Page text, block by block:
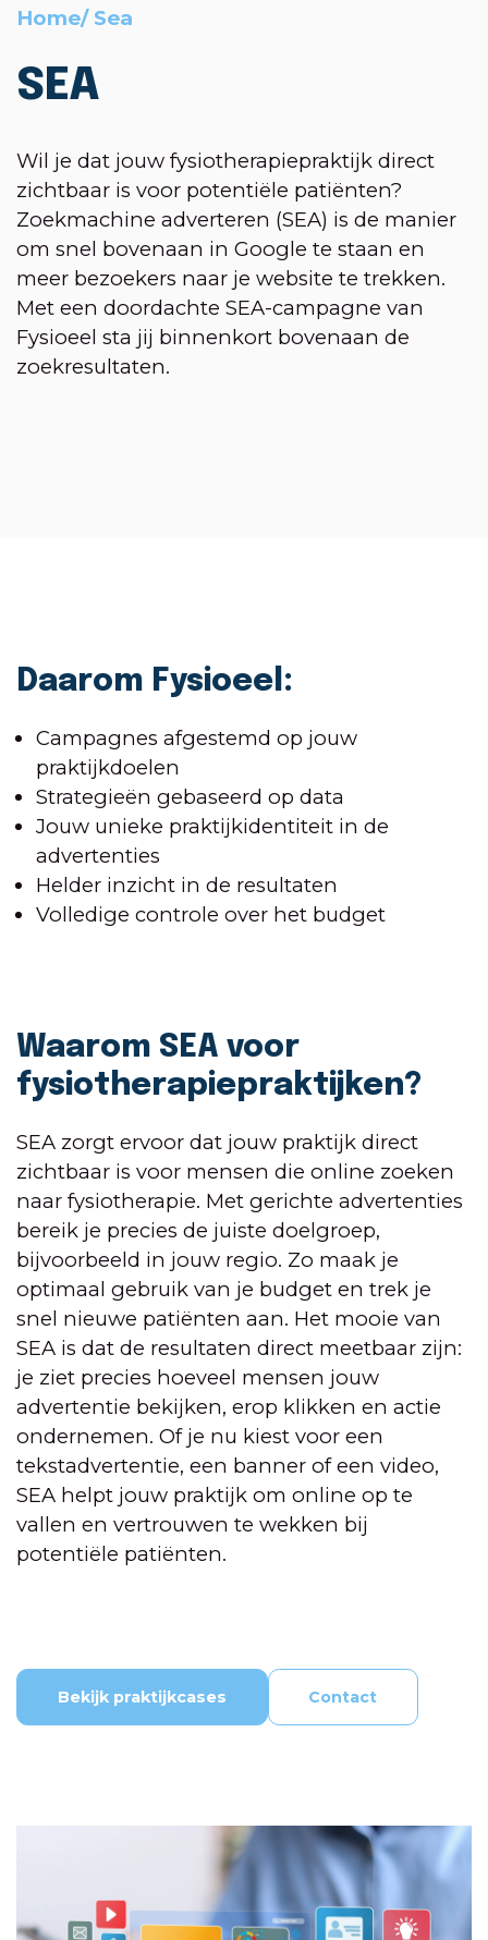
Home/ Sea
SEA
Wil je dat jouw fysiotherapiepraktijk direct
zichtbaar is voor potentiële patiënten?
Zoekmachine adverteren (SEA) is de manier
om snel bovenaan in Google te staan en
meer bezoekers naar je website te trekken.
Met een doordachte SEA-campagne van
Fysioeel sta jij binnenkort bovenaan de
zoekresultaten.
Daarom Fysioeel:
Campagnes afgestemd op jouw
praktijkdoelen
Strategieën gebaseerd op data
Jouw unieke praktijkidentiteit in de
advertenties
Helder inzicht in de resultaten
Volledige controle over het budget
Waarom SEA voor
fysiotherapiepraktijken?
SEA zorgt ervoor dat jouw praktijk direct
zichtbaar is voor mensen die online zoeken
naar fysiotherapie. Met gerichte advertenties
bereik je precies de juiste doelgroep,
bijvoorbeeld in jouw regio. Zo maak je
optimaal gebruik van je budget en trek je
snel nieuwe patiënten aan. Het mooie van
SEA is dat de resultaten direct meetbaar zijn:
je ziet precies hoeveel mensen jouw
advertentie bekijken, erop klikken en actie
ondernemen. Of je nu kiest voor een
tekstadvertentie, een banner of een video,
SEA helpt jouw praktijk om online op te
vallen en vertrouwen te wekken bij
potentiële patiënten.
Bekijk praktijkcases Contact